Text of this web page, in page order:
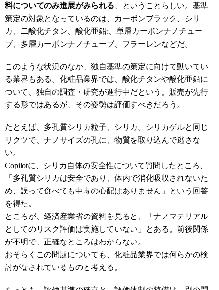
料についてのみ進展がみられる 、ということらしい。基準
策定の対象となっているのは、カーボンブラック、シリ
カ、二酸化チタン、酸化亜鉛:、単層カーボンナノチュー
ブ、多層カーボンナノチューブ、フラーレンなどだ。
このような状況のなか、独自基準の策定に向けて動いてい
る業界もある。化粧品業界では、酸化チタンや酸化亜鉛に
ついて、独自の調査・研究が進行中だという。販売が先行
する形ではあるが、その姿勢は評価すべきだろう。
たとえば、多孔質シリカ粒子、シリカ。シリカゲルと同じ
リクツで、ナノサイズの孔に、物質を取り込んで逃さな
い。
Copilotに、シリカ自体の安全性について質問したところ、
「多孔質シリカは安全であり、体内で消化吸収されないた
め、誤って食べても中毒の心配はありません」という回答
を得た。
ところが、経済産業省の資料を見ると、「ナノマテリアル
としてのリスク評価は実施していない」とある。前後関係
が不明で、正確なところはわからない。
おそらくこの問題についても、化粧品業界では何らかの検
討がなされているものと考える。